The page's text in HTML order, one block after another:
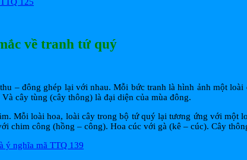
về tranh tứ quý
– đông ghép lại với nhau. Mỗi bức tranh là hình ảnh một
cây tùng (cây thông) là đại diện của mùa đông.
Mỗi loài hoa, loài cây trong bộ tứ quý lại tương ứng với
chim công (hồng – công). Hoa cúc với gà (kê – cúc). Cây